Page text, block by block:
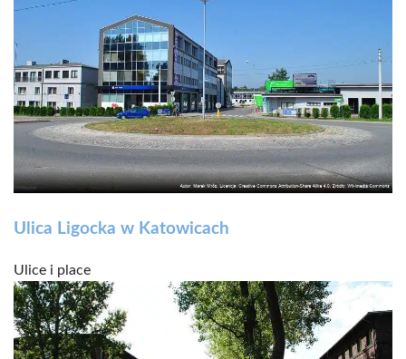
Ulica Ligocka w Katowicach
Ulice i place